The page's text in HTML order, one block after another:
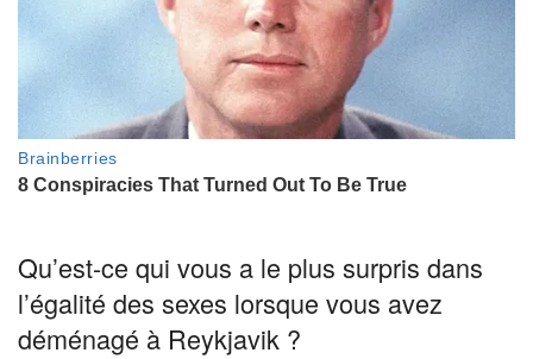
Qu’est-ce qui vous a le plus surpris dans
l’égalité des sexes lorsque vous avez
déménagé à Reykjavik ?